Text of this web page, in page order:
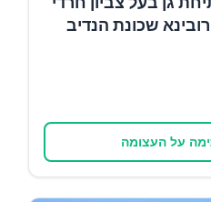
שכונת הנדיב
על העצומה